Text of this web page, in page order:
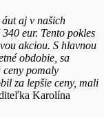
áut aj v našich
eur. Tento pokles
akciou. S hlavnou
obdobie, sa
ceny pomaly
za lepšie ceny, mali
Karolína